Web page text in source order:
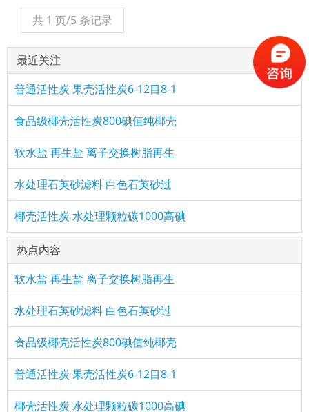
共 1 页/5 条记录
最近关注
普通活性炭 果壳活性炭6-12目8-1
食品级椰壳活性炭800碘值纯椰壳
软水盐 再生盐 离子交换树脂再生
水处理石英砂滤料 白色石英砂过
椰壳活性炭 水处理颗粒碳1000高碘
热点内容
软水盐 再生盐 离子交换树脂再生
水处理石英砂滤料 白色石英砂过
食品级椰壳活性炭800碘值纯椰壳
普通活性炭 果壳活性炭6-12目8-1
椰壳活性炭 水处理颗粒碳1000高碘